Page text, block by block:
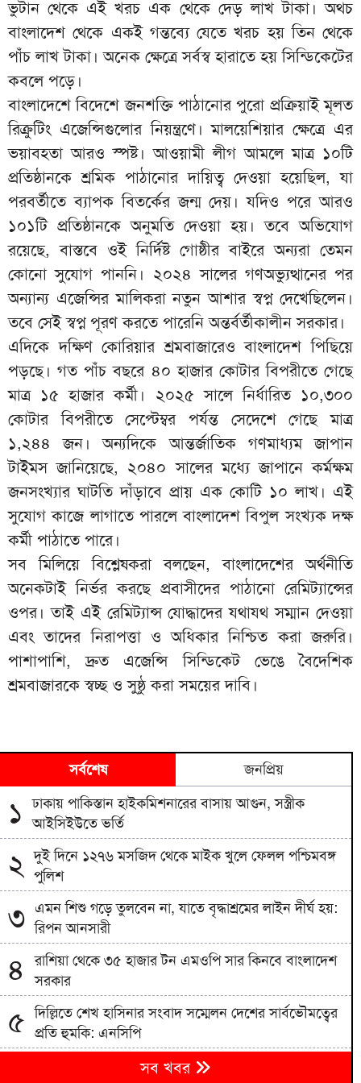
ভুটান থেকে এই খরচ এক থেকে দেড় লাখ টাকা। অথচ
বাংলাদেশ থেকে একই গন্তব্যে যেতে খরচ হয় তিন থেকে
পাঁচ লাখ টাকা। অনেক ক্ষেত্রে সর্বস্ব হারাতে হয় সিন্ডিকেটের
কবলে পড়ে।
বাংলাদেশে বিদেশে জনশক্তি পাঠানোর পুরো প্রক্রিয়াই মূলত
রিক্রুটিং এজেন্সিগুলোর নিয়ন্ত্রণে। মালয়েশিয়ার ক্ষেত্রে এর
ভয়াবহতা আরও স্পষ্ট। আওয়ামী লীগ আমলে মাত্র ১০টি
প্রতিষ্ঠানকে শ্রমিক পাঠানোর দায়িত্ব দেওয়া হয়েছিল, যা
পরবর্তীতে ব্যাপক বিতর্কের জন্ম দেয়। যদিও পরে আরও
১০১টি প্রতিষ্ঠানকে অনুমতি দেওয়া হয়। তবে অভিযোগ
রয়েছে, বাস্তবে ওই নির্দিষ্ট গোষ্ঠীর বাইরে অন্যরা তেমন
কোনো সুযোগ পাননি। ২০২৪ সালের গণঅভ্যুত্থানের পর
অন্যান্য এজেন্সির মালিকরা নতুন আশার স্বপ্ন দেখেছিলেন।
তবে সেই স্বপ্ন পূরণ করতে পারেনি অন্তর্বর্তীকালীন সরকার।
এদিকে দক্ষিণ কোরিয়ার শ্রমবাজারেও বাংলাদেশ পিছিয়ে
পড়ছে। গত পাঁচ বছরে ৪০ হাজার কোটার বিপরীতে গেছে
মাত্র ১৫ হাজার কর্মী। ২০২৫ সালে নির্ধারিত ১০,৩০০
কোটার বিপরীতে সেপ্টেম্বর পর্যন্ত সেদেশে গেছে মাত্র
১,২৪৪ জন। অন্যদিকে আন্তর্জাতিক গণমাধ্যম জাপান
টাইমস জানিয়েছে, ২০৪০ সালের মধ্যে জাপানে কর্মক্ষম
জনসংখ্যার ঘাটতি দাঁড়াবে প্রায় এক কোটি ১০ লাখ। এই
সুযোগ কাজে লাগাতে পারলে বাংলাদেশ বিপুল সংখ্যক দক্ষ
কর্মী পাঠাতে পারে।
সব মিলিয়ে বিশ্লেষকরা বলছেন, বাংলাদেশের অর্থনীতি
অনেকটাই নির্ভর করছে প্রবাসীদের পাঠানো রেমিট্যান্সের
ওপর। তাই এই রেমিট্যান্স যোদ্ধাদের যথাযথ সম্মান দেওয়া
এবং তাদের নিরাপত্তা ও অধিকার নিশ্চিত করা জরুরি।
পাশাপাশি, দ্রুত এজেন্সি সিন্ডিকেট ভেঙে বৈদেশিক
শ্রমবাজারকে স্বচ্ছ ও সুষ্ঠু করা সময়ের দাবি।
সর্বশেষ জনপ্রিয়
১ ঢাকায় পাকিস্তান হাইকমিশনারের বাসায় আগুন, সস্ত্রীক
আইসিইউতে ভর্তি
২ দুই দিনে ১২৭৬ মসজিদ থেকে মাইক খুলে ফেলল পশ্চিমবঙ্গ
পুলিশ
৩ এমন শিশু গড়ে তুলবেন না, যাতে বৃদ্ধাশ্রমের লাইন দীর্ঘ হয়:
রিপন আনসারী
৪
রাশিয়া থেকে ৩৫ হাজার টন এমওপি সার কিনবে বাংলাদেশ
সরকার
৫ দিল্লিতে শেখ হাসিনার সংবাদ সম্মেলন দেশের সার্বভৌমত্বের
প্রতি হুমকি: এনসিপি
৬
বিএনপিতে রাষ্ট্রপতি নির্বাচন ঘিরে নানা সমীকরণ, সিদ্ধান্ত
সব খবর